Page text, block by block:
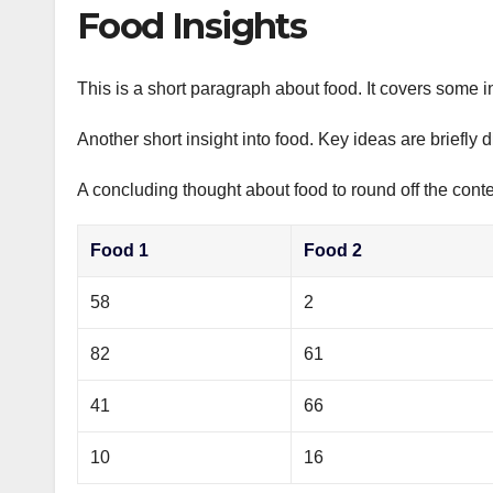
Food Insights
This is a short paragraph about food. It covers some
Another short insight into food. Key ideas are briefly
A concluding thought about food to round off the
Food 1 Food 2
58 2
82 61
41 66
10 16